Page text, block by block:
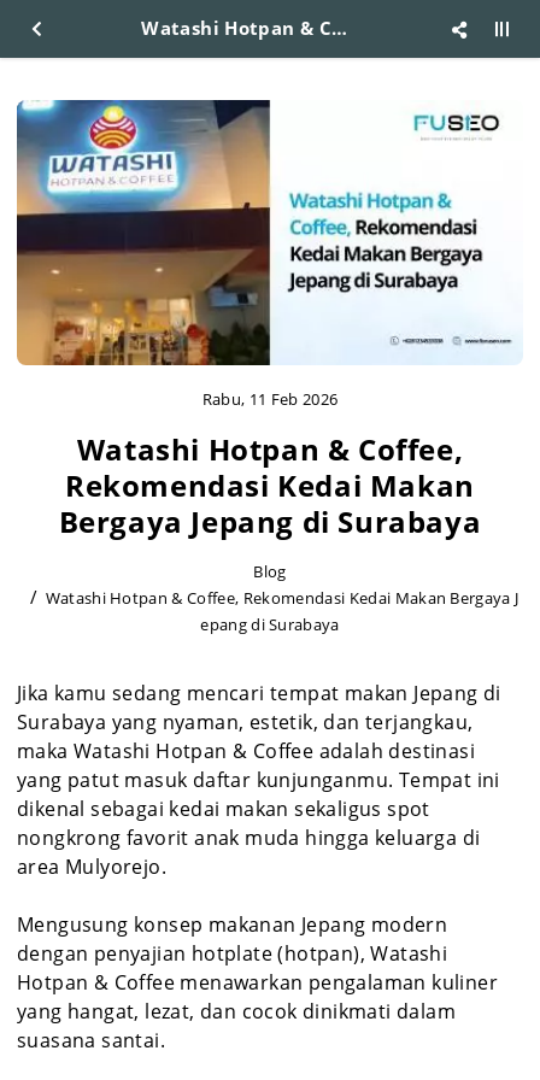
Watashi Hotpan & Coffee, Rekomendasi Kedai Makan Bergaya Jepang di Surabaya
Rabu, 11 Feb 2026
Watashi Hotpan & Coffee,
Rekomendasi Kedai Makan
Bergaya Jepang di Surabaya
Blog
Watashi Hotpan & Coffee, Rekomendasi Kedai Makan Bergaya J
epang di Surabaya
Jika kamu sedang mencari tempat makan Jepang di
Surabaya yang nyaman, estetik, dan terjangkau,
maka Watashi Hotpan & Coffee adalah destinasi
yang patut masuk daftar kunjunganmu. Tempat ini
dikenal sebagai kedai makan sekaligus spot
nongkrong favorit anak muda hingga keluarga di
area Mulyorejo.
Mengusung konsep makanan Jepang modern
dengan penyajian hotplate (hotpan), Watashi
Hotpan & Coffee menawarkan pengalaman kuliner
yang hangat, lezat, dan cocok dinikmati dalam
suasana santai.